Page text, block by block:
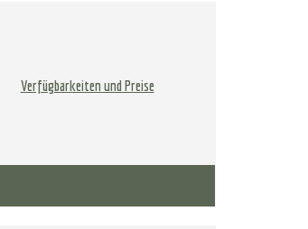
Verfügbarkeiten und Preise